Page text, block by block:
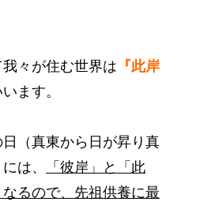
我々が住む世界は 『此岸
ます。
（真東から日が昇り真
は、
「彼岸」と「此
るので、先祖供養に最